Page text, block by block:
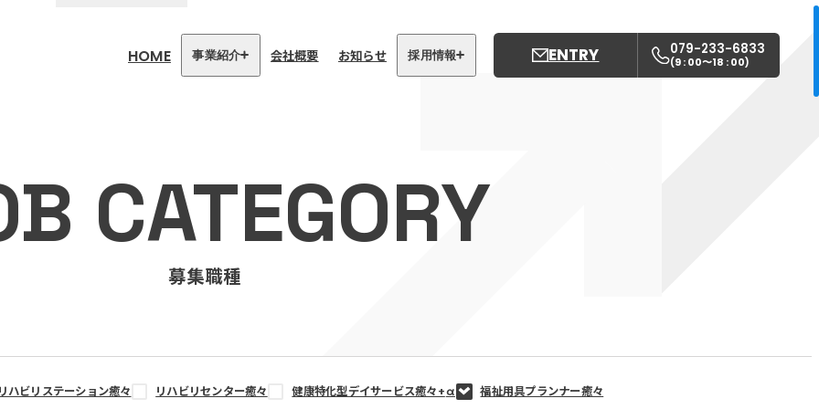
HOME 事業紹介
リハビリセンター癒々
健康特化型デイサービス癒々＋
α
福祉用具プランナー癒々
姫路中央保育園
会社概要 お知らせ 採用情報 ENTRY 079-233-6833
(9 : 00〜18 : 00)
CATEGORY
募集職種
ハビリステーション癒々 リハビリセンター癒々 健康特化型デイサービス癒々+α 福祉用具プランナー癒々